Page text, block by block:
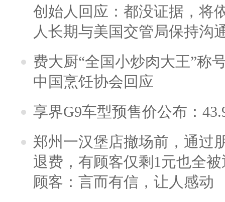
创始人回应：都没证据，将
人长期与美国交管局保持沟
费大厨“全国小炒肉大王”称
中国烹饪协会回应
享界G9车型预售价公布：
郑州一汉堡店撤场前，通过
退费，有顾客仅剩1元也全
顾客：言而有信，让人感动